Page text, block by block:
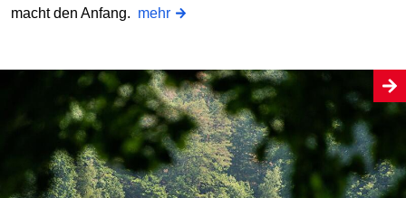
macht den Anfang. mehr